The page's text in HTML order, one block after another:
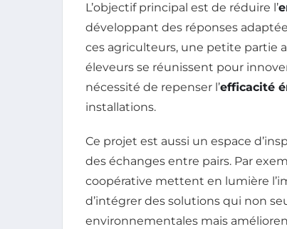
L’objectif principal est de réduire l’
développant des réponses
ces agriculteurs, une petite partie
éleveurs se réunissent pour
nécessité de repenser l’efficacité
installations.
Ce projet est aussi un espace
des échanges entre pairs. Par
coopérative mettent en lumière
d’intégrer des solutions qui non
environnementales mais